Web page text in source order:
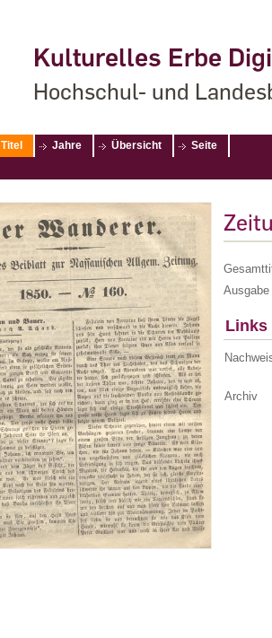
Kulturelles Erbe
Hochschul- und
Titel Jahre Übersicht Seite
Ausgabe
Links
Archiv